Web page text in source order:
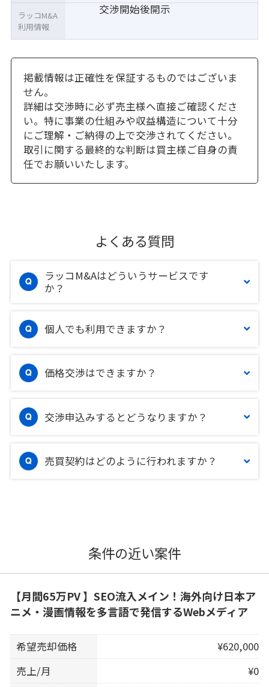
交渉開始後開示
ラッコM&A
利用情報
掲載情報は正確性を保証するものではございま
せん。
詳細は交渉時に必ず売主様へ直接ご確認くださ
い。特に事業の仕組みや収益構造について十分
にご理解・ご納得の上で交渉されてください。
取引に関する最終的な判断は買主様ご自身の責
任でお願いいたします。
よくある質問
ラッコM&Aはどういうサービスです
か？
個人でも利用できますか？
価格交渉はできますか？
交渉申込みするとどうなりますか？
売買契約はどのように行われますか？
条件の近い案件
【月間65万PV 】SEO流入メイン！海外向け日本ア
ニメ・漫画情報を多言語で発信するWebメディア
希望売却価格
¥620,000
売上/月
¥0